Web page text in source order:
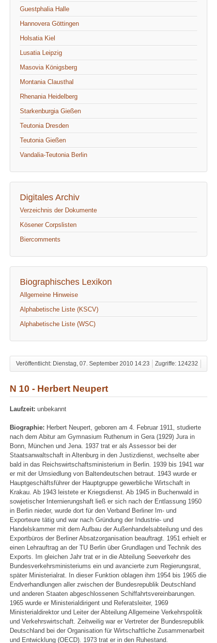
Guestphalia Halle
Hannovera Göttingen
Holsatia Kiel
Lusatia Leipzig
Masovia Königsberg
Montania Clausthal
Rhenania Heidelberg
Starkenburgia Gießen
Teutonia Dresden
Teutonia Gießen
Vandalia-Teutonia Berlin
Digitales Archiv
Verzeichnis der Dokumente
Kösener Corpslisten
Biercomments
Biographisches Lexikon
Allgemeine Hinweise
Alphabetische Liste (KSCV)
Alphabetische Liste (WSC)
Veröffentlicht: Dienstag, 07. September 2010 14:23 Zugriffe: 124232
N 10 - Herbert Neupert
Laufzeit: unbekannt
Biographie: Herbert Neupert, geboren am 4. Februar 1911, studierte
nach dem Abitur am Gymnasium Ruthenum in Gera (1929) Jura in
Bonn, München und Jena. 1937 trat er als Assessor bei der
Staatsanwaltschaft in Altenburg in den Justizdienst, wechselte aber
bald in das Reichswirtschaftsministerium in Berlin. 1939 bis 1941 war
er mit der Umsiedlung von Baltendeutschen betraut. 1943 wurde er
Hauptgeschäftsführer der Hauptgruppe gewerbliche Wirtschaft in
Krakau. Ab 1943 leistete er Kriegsdienst. Ab 1945 in Buchenwald in
sowjetischer Internierungshaft ließ er sich nach der Entlassung 1950
in Berlin nieder, wurde dort für den Verband Berliner Im- und
Exporteure tätig und war nach Gründung der Industrie- und
Handelskammer mit dem Aufbau der Außenhandelsabteilung und des
Exportbüros der Berliner Absatzorganisation beauftragt. 1951 erhielt er
einen Lehrauftrag an der TU Berlin über Grundlagen und Technik des
Exports. Im gleichen Jahr trat er in die Abteilung Seeverkehr des
Bundesverkehrsministeriums ein und avancierte zum Regierungsrat,
später Ministerialrat. In dieser Funktion oblagen ihm 1954 bis 1965 die
Endverhandlungen aller zwischen der Bundesrepublik Deutschland
und anderen Staaten abgeschlossenen Schiffahrtsvereinbarungen.
1965 wurde er Ministerialdirigent und Referatsleiter, 1969
Ministerialdirektor und Leiter der Abteilung Allgemeine Verkehrspolitik
und Verkehrswirtschaft. Zeitweilig war er Vertreter der Bundesrepublik
Deutschland bei der Organisation für Wirtschaftliche Zusammenarbeit
und Entwicklung (OECD). 1973 trat er in den Ruhestand.